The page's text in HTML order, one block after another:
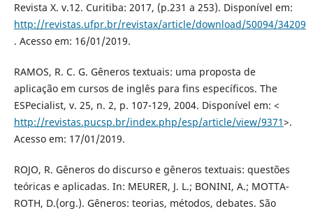
Revista X. v.12. Curitiba: 2017, (p.231 a 253). Disponível em:
http://revistas.ufpr.br/revistax/article/download/50094/34209
. Acesso em: 16/01/2019.
RAMOS, R. C. G. Gêneros textuais: uma proposta de
aplicação em cursos de inglês para fins específicos. The
ESPecialist, v. 25, n. 2, p. 107-129, 2004. Disponível em: <
http://revistas.pucsp.br/index.php/esp/article/view/9371>.
Acesso em: 17/01/2019.
ROJO, R. Gêneros do discurso e gêneros textuais: questões
teóricas e aplicadas. In: MEURER, J. L.; BONINI, A.; MOTTA-
ROTH, D.(org.). Gêneros: teorias, métodos, debates. São